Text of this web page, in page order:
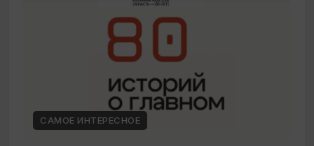
САМОЕ ИНТЕРЕСНОЕ